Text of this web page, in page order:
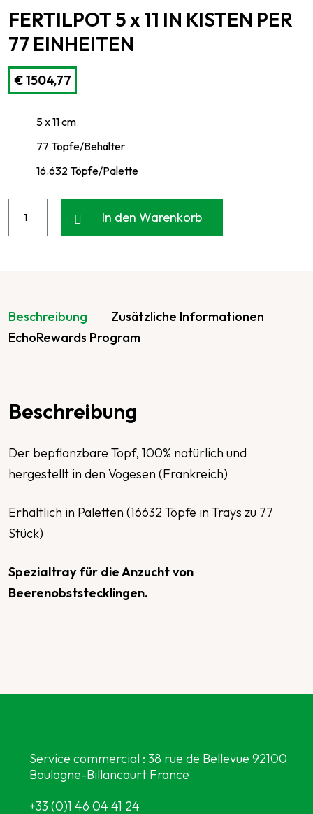
FERTILPOT 5 x 11 IN KISTEN PER
77 EINHEITEN
€1504,77
5 x 11 cm
77 Töpfe/Behälter
16.632 Töpfe/Palette
In den Warenkorb
Beschreibung
Zusätzliche Informationen
EchoRewards Program
Beschreibung
Der bepflanzbare Topf, 100% natürlich und
hergestellt in den Vogesen (Frankreich)
Erhältlich in Paletten (16632 Töpfe in Trays zu 77
Stück)
Spezialtray für die Anzucht von
Beerenobststecklingen.
Service commercial : 38 rue de Bellevue 92100
Boulogne-Billancourt France
+33 (0)1 46 04 41 24